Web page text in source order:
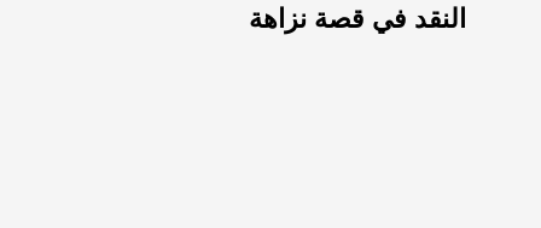
النقد في قصة نزاهة